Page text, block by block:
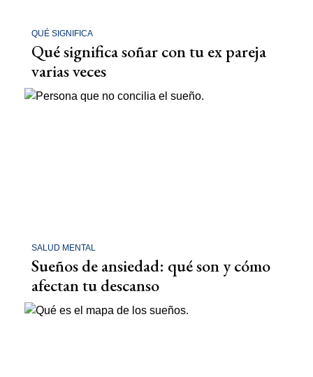
QUÉ SIGNIFICA
Qué significa soñar con tu ex pareja
varias veces
SALUD MENTAL
Sueños de ansiedad: qué son y cómo
afectan tu descanso